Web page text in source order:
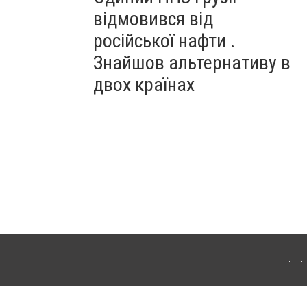
відмовився від
російської нафти .
Знайшов альтернативу в
двох країнах